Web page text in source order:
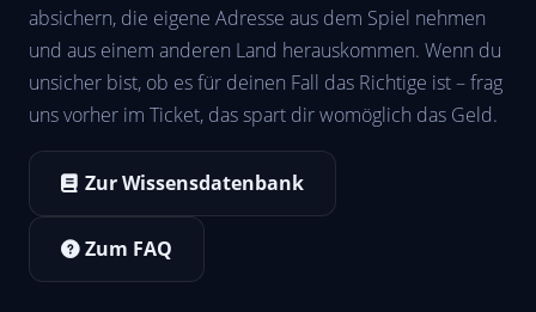
absichern, die eigene Adresse aus dem Spiel nehmen
und aus einem anderen Land herauskommen. Wenn du
unsicher bist, ob es für deinen Fall das Richtige ist – frag
uns vorher im Ticket, das spart dir womöglich das Geld.
Zur Wissensdatenbank
Zum FAQ